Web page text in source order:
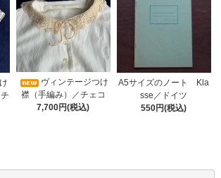
ヴィンテージつけ
襟（手編み）／チェコ
7,700円(税込)
A5サイズのノート Kla
sse／ドイツ
550円(税込)